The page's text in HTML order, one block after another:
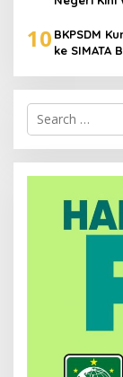
10 BKPSDM
ke SIMATA
Search
for: